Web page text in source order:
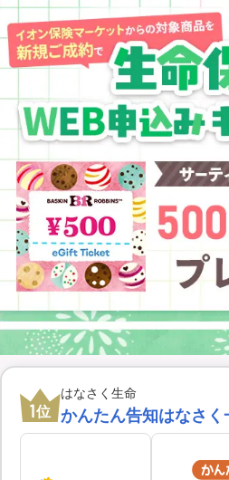
イオンカー
1位
はなさく生命
かんたん告知はなさく